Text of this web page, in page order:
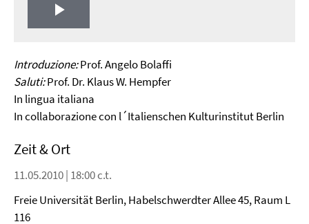
Play
Video
Introduzione:Prof. Angelo Bolaffi
Saluti:Prof. Dr. Klaus W. Hempfer
In lingua italiana
In collaborazione con l´Italienschen Kulturinstitut Berlin
Zeit & Ort
11.05.2010 | 18:00 c.t.
Freie Universität Berlin, Habelschwerdter Allee 45, Raum L
116